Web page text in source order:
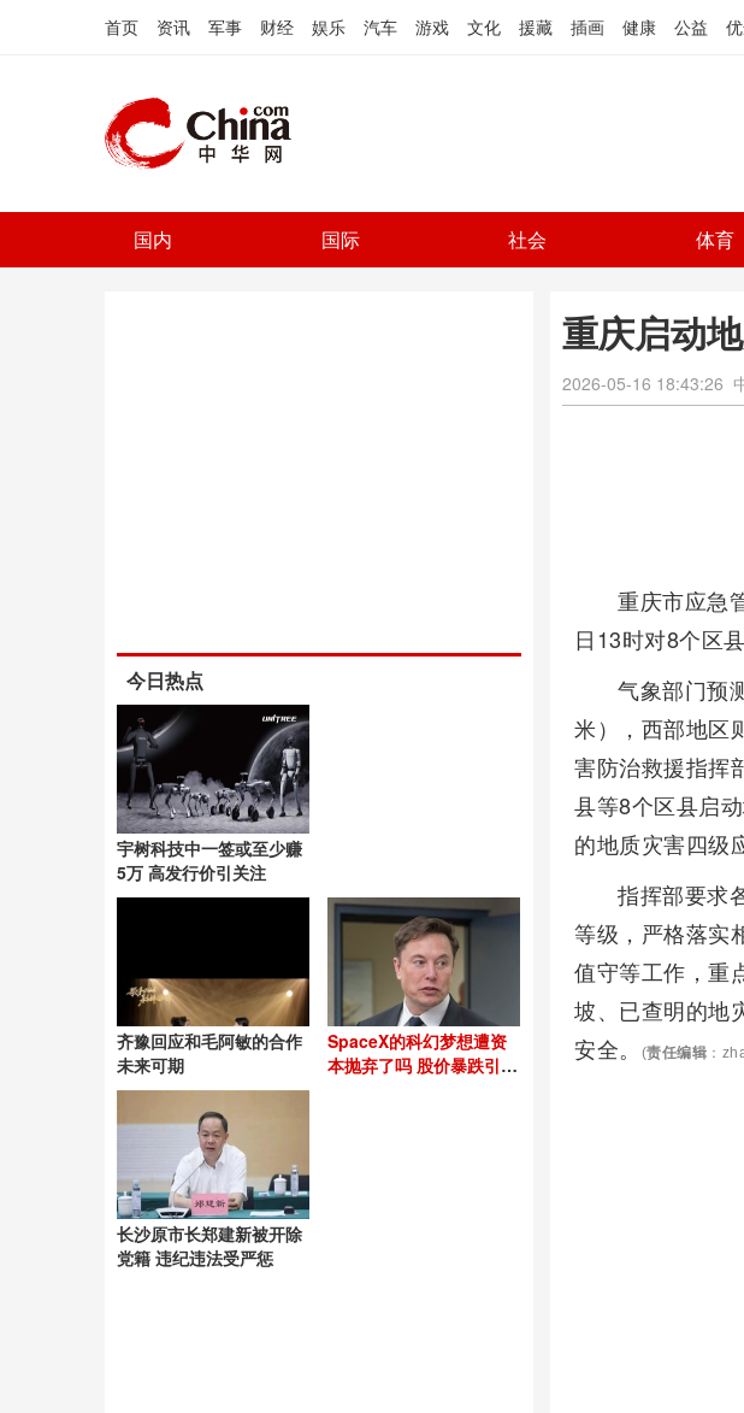
首页 资讯 军事 财经 娱乐 汽车 游戏 文化 援藏 插画 健康 公益
国内 国际 社会 体育
重庆启动
2026-05-16 18:43:26
重庆市应急
日13时对8个区
气象部门预
米），西部地区
害防治救援指挥
县等8个区县启
的地质灾害四级
指挥部要求
等级，严格落实
值守等工作，重
坡、已查明的地
安全。
(责任编辑 ：
今日热点
宇树科技中一签或至少赚
5万 高发行价引关注
齐豫回应和毛阿敏的合作
未来可期
SpaceX的科幻梦想遭资
本抛弃了吗 股价暴跌引发
长沙原市长郑建新被开除
党籍 违纪违法受严惩